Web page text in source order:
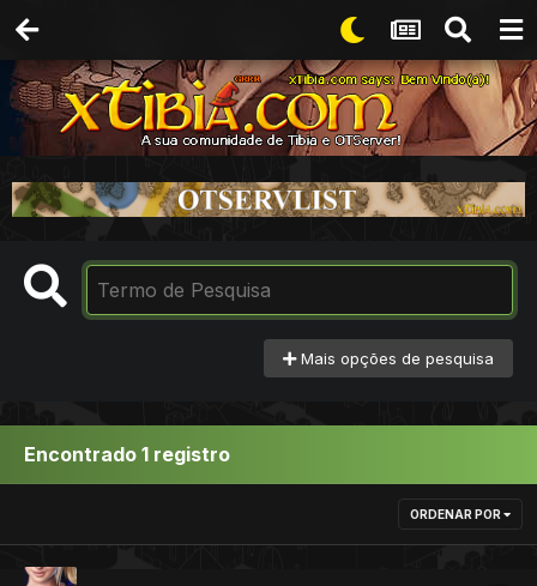
Mais opções de pesquisa
Encontrado 1 registro
ORDENAR POR